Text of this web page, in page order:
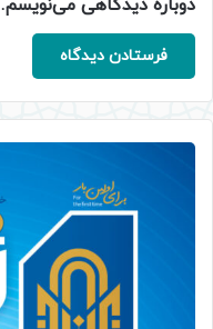
دوباره دیدگاهی می‌نویسم.